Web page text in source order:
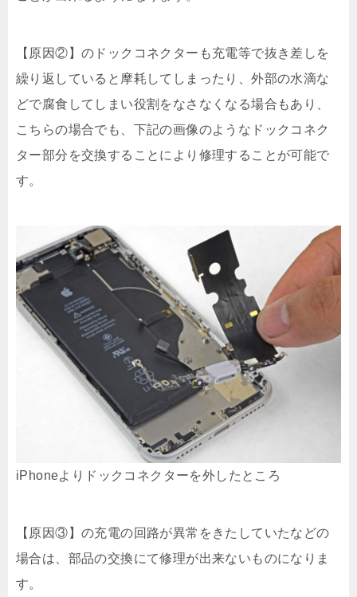
【原因②】のドックコネクターも充電等で抜き差しを
繰り返していると摩耗してしまったり、外部の水滴な
どで腐食してしまい役割をなさなくなる場合もあり、
こちらの場合でも、下記の画像のようなドックコネク
ター部分を交換することにより修理することが可能で
す。
iPhoneよりドックコネクターを外したところ
【原因③】の充電の回路が異常をきたしていたなどの
場合は、部品の交換にて修理が出来ないものになりま
す。